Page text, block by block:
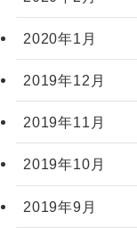
2020年1月
2019年12月
2019年11月
2019年10月
2019年9月